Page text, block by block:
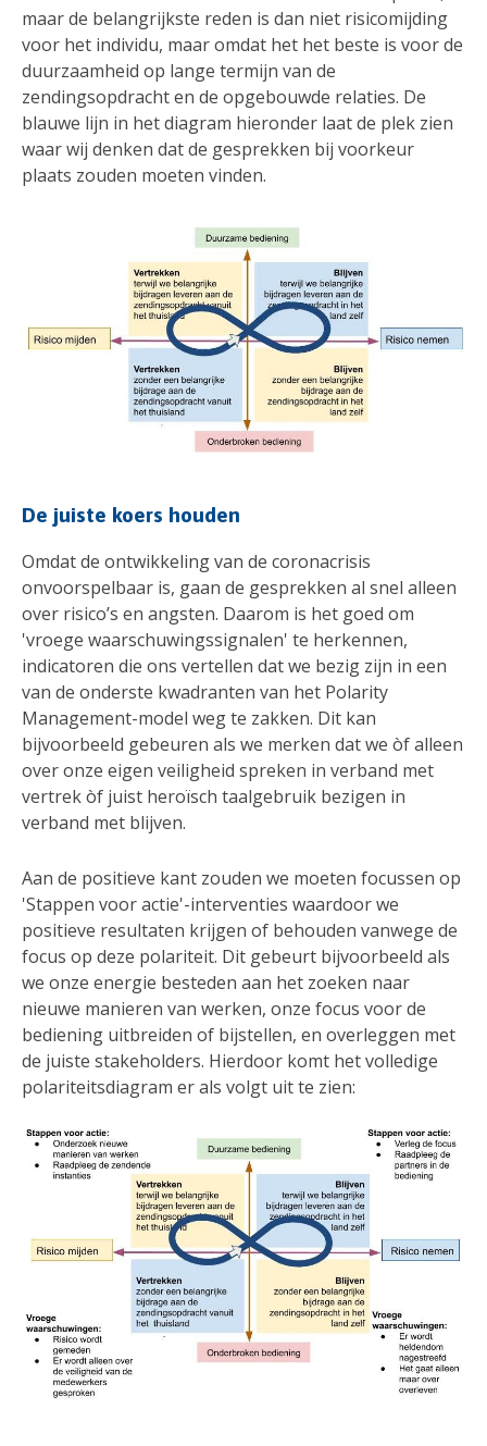
maar de belangrijkste reden is dan niet risicomijding
voor het individu, maar omdat het het beste is voor de
duurzaamheid op lange termijn van de
zendingsopdracht en de opgebouwde relaties. De
blauwe lijn in het diagram hieronder laat de plek zien
waar wij denken dat de gesprekken bij voorkeur
plaats zouden moeten vinden.
De juiste koers houden
Omdat de ontwikkeling van de coronacrisis
onvoorspelbaar is, gaan de gesprekken al snel alleen
over risico’s en angsten. Daarom is het goed om
'vroege waarschuwingssignalen' te herkennen,
indicatoren die ons vertellen dat we bezig zijn in een
van de onderste kwadranten van het Polarity
Management-model weg te zakken. Dit kan
bijvoorbeeld gebeuren als we merken dat we òf alleen
over onze eigen veiligheid spreken in verband met
vertrek òf juist heroïsch taalgebruik bezigen in
verband met blijven.
Aan de positieve kant zouden we moeten focussen op
'Stappen voor actie'-interventies waardoor we
positieve resultaten krijgen of behouden vanwege de
focus op deze polariteit. Dit gebeurt bijvoorbeeld als
we onze energie besteden aan het zoeken naar
nieuwe manieren van werken, onze focus voor de
bediening uitbreiden of bijstellen, en overleggen met
de juiste stakeholders. Hierdoor komt het volledige
polariteitsdiagram er als volgt uit te zien: